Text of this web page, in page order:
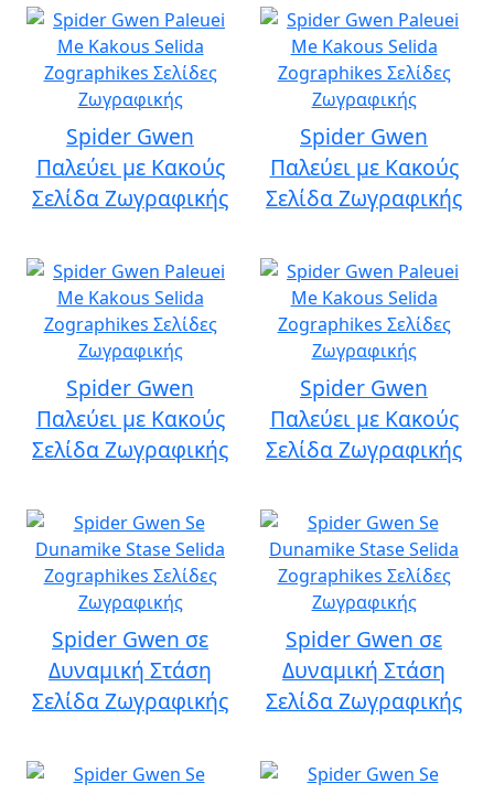
Spider Gwen
Παλεύει με Κακούς
Σελίδα Ζωγραφικής
Spider Gwen
Παλεύει με Κακούς
Σελίδα Ζωγραφικής
Spider Gwen
Παλεύει με Κακούς
Σελίδα Ζωγραφικής
Spider Gwen
Παλεύει με Κακούς
Σελίδα Ζωγραφικής
Spider Gwen σε
Δυναμική Στάση
Σελίδα Ζωγραφικής
Spider Gwen σε
Δυναμική Στάση
Σελίδα Ζωγραφικής